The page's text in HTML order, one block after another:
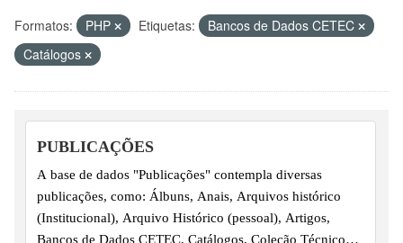
Formatos: PHP Etiquetas:
Bancos de Dados CETEC
Catálogos
PUBLICAÇÕES
A base de dados "Publicações" contempla diversas
publicações, como: Álbuns, Anais, Arquivos histórico
(Institucional), Arquivo Histórico (pessoal), Artigos,
Bancos de Dados CETEC, Catálogos, Coleção Técnico